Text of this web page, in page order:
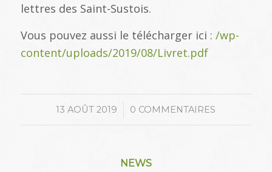
lettres des Saint-Sustois.
Vous pouvez aussi le télécharger ici : /wp-
content/uploads/2019/08/Livret.pdf
13 AOÛT 2019
/ 0 COMMENTAIRES
NEWS